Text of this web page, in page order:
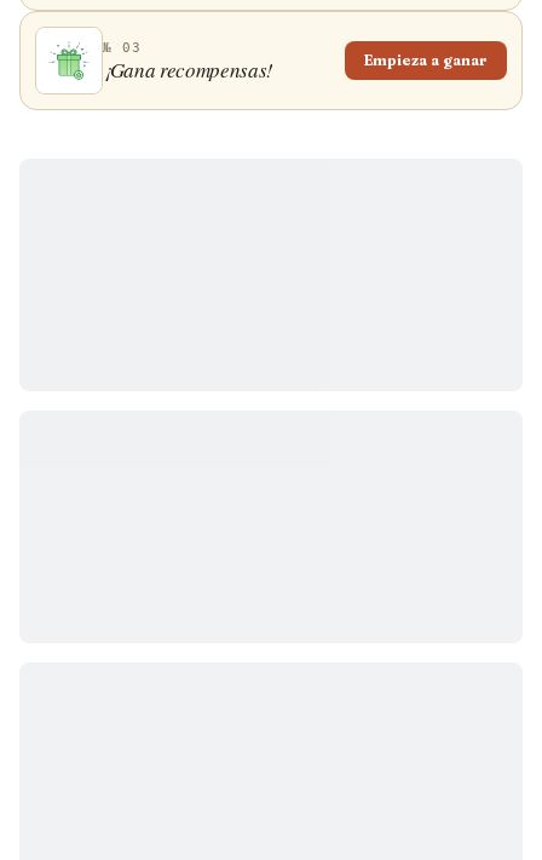
№ 03
¡Gana recompensas! Empieza a ganar